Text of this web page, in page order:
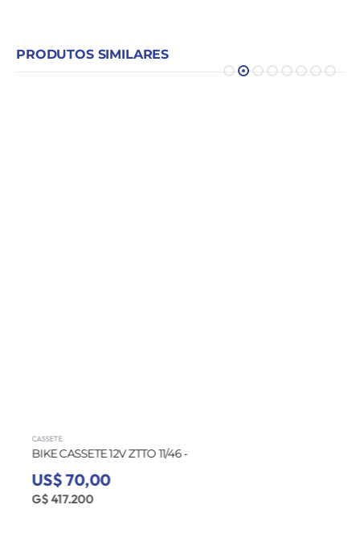
PRODUTOS SIMILARES
CASSETE
BIKE CASSETE 12V ZTTO 11/46 -
US$ 70,00
G$ 417.200